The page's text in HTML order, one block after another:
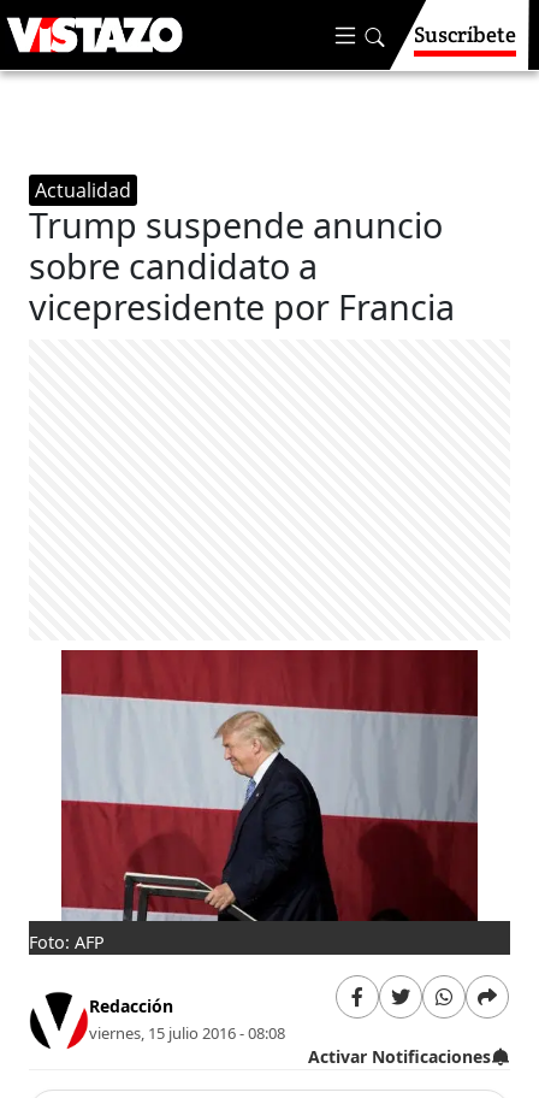
Suscríbete
Actualidad
Trump suspende anuncio
sobre candidato a
vicepresidente por Francia
Foto: AFP
Redacción
viernes, 15 julio 2016 - 08:08
Activar Notificaciones